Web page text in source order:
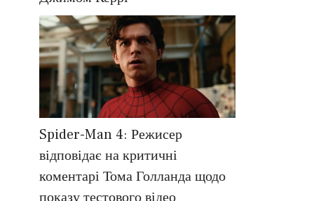
Spider-Man 4: Режисер
відповідає на критичні
коментарі Тома Голланда щодо